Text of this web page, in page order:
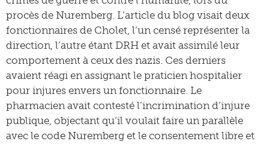
procès de Nuremberg. L’article du blog visait deux
fonctionnaires de Cholet, l’un censé représenter la
direction, l’autre étant DRH et avait assimilé leur
comportement à ceux des nazis. Ces derniers
avaient réagi en assignant le praticien hospitalier
pour injures envers un fonctionnaire. Le
pharmacien avait contesté l’incrimination d’injure
publique, objectant qu’il voulait faire un parallèle
avec le code Nuremberg et le consentement libre et